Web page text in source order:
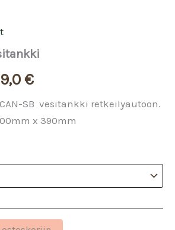
€Hintaluokka:
159,0 €
-
SB vesitankki retkeilyautoon.
x 390mm